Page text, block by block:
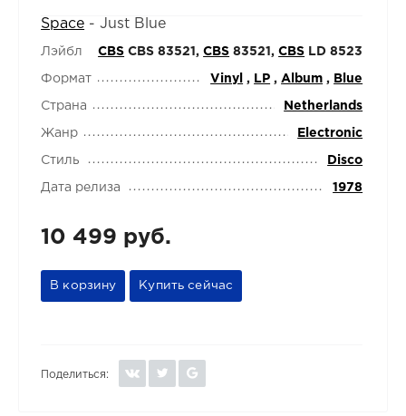
Space -Just Blue
Лэйбл CBS CBS 83521,CBS 83521,CBS LD 8523
Формат Vinyl , LP , Album , Blue
Страна Netherlands
Жанр Electronic
Стиль Disco
Дата релиза 1978
10 499 руб.
В корзину Купить сейчас
Поделиться: